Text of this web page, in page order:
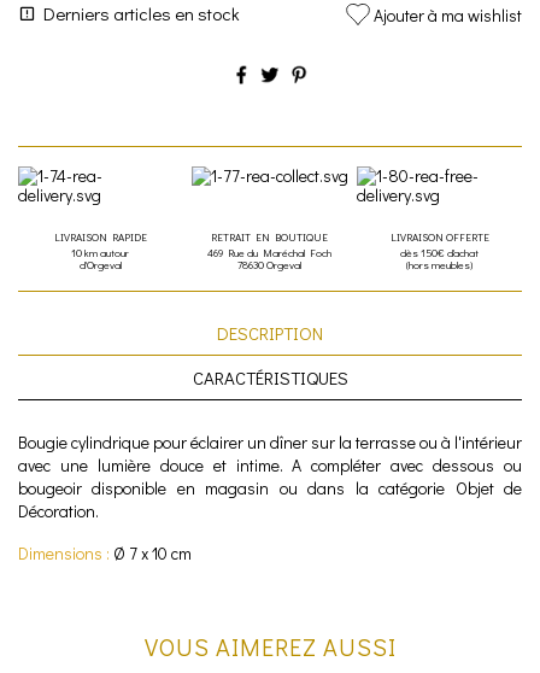
Derniers articles en stock Ajouter à ma wishlist
LIVRAISON RAPIDE
10 km autour
d'Orgeval
RETRAIT EN BOUTIQUE
469 Rue du Maréchal Foch
78630 Orgeval
LIVRAISON OFFERTE
dès 150€ d'achat
(hors meubles)
DESCRIPTION
CARACTÉRISTIQUES
Bougie cylindrique pour éclairer un dîner sur la terrasse ou à l'intérieur
avec une lumière douce et intime. A compléter avec dessous ou
bougeoir disponible en magasin ou dans la catégorie Objet de
Décoration.
Dimensions : Ø 7 x 10 cm
VOUS AIMEREZ AUSSI